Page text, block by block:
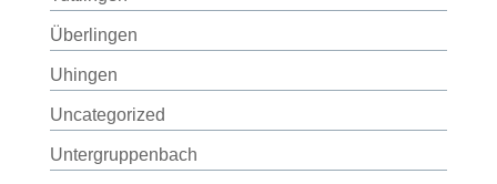
Überlingen
Uhingen
Uncategorized
Untergruppenbach